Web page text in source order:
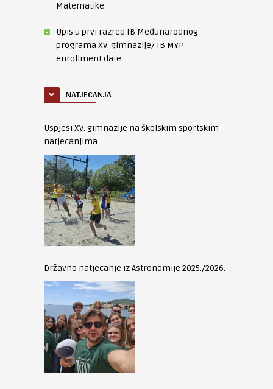
Matematike
Upis u prvi razred IB Međunarodnog
programa XV. gimnazije/ IB MYP
enrollment date
NATJECANJA
Uspjesi XV. gimnazije na školskim sportskim
natjecanjima
Državno natjecanje iz Astronomije 2025./2026.